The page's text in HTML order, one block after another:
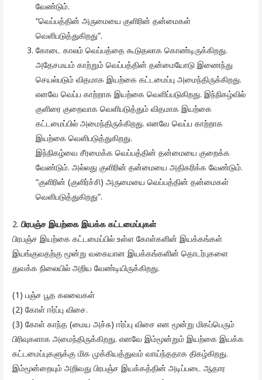
வேண்டும்.
“வெப்பத்தின் அருமையை குளிரின் தன்மைகள்
வெளிபடுத்துகிறது”.
கோடை காலம் வெப்பத்தை கூடுதலாக கொண்டிருக்கிறது.
அதேசமயம் காற்றும் வெப்பத்தின் தன்மையோடு இணைந்து
செயல்படும் விதமாக இயற்கை கட்டமைப்பு அமைந்திருக்கிறது.
எனவே வெப்ப காற்றாக இயற்கை வெளிப்படுகிறது. இந்நிகழ்வில்
குளிரை குறைவாக வெளிபடுத்தும் விதமாக இயற்கை
கட்டமைப்பில் அமைந்திருக்கிறது. எனவே வெப்ப காற்றாக
இயற்கை வெளிபடுத்துகிறது.
இந்நிகழ்வை சீரமைக்க வெப்பத்தின் தன்மையை குறைக்க
வேண்டும். அல்லது குளிரின் தன்மையை அதிகரிக்க வேண்டும்.
“குளிரின் (குளிர்ச்சி) அருமையை வெப்பத்தின் தன்மைகள்
வெளிபடுத்துகிறது”.
2. பிரபஞ்ச இயற்கை இயக்க கட்டமைப்புகள்
பிரபஞ்ச இயற்கை கட்டமைப்பில் உள்ள கோள்களின் இயக்கங்கள்
இயங்குவதற்கு மூன்று வகையான இயக்கங்களின் தொடர்புகளை
துவக்க நிலையில் அறிய வேண்டியிருக்கிறது.
(1) பஞ்ச பூத கலவைகள்
(2) கோள் ஈர்ப்பு விசை.
(3) கோள் காந்த (மைய அச்சு) ஈர்ப்பு விசை என மூன்று மிகப்பெரும்
பிரிவுகளாக அமைந்திருக்கிறது. எனவே இம்மூன்றும் இயற்கை இயக்க
கட்டமைப்புகளுக்கு மிக முக்கியத்துவம் வாய்ந்ததாக திகழ்கிறது.
இம்மூன்றையும் அறிவது பிரபஞ்ச இயக்கத்தின் அடிப்படை ஆதார